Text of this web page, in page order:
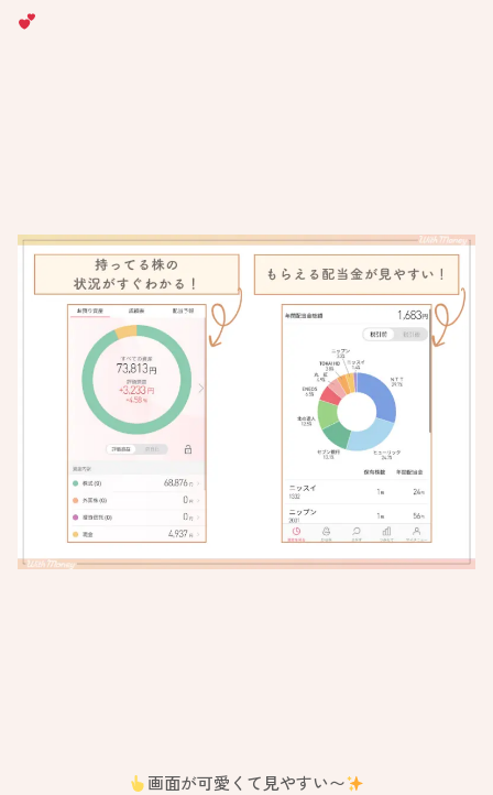
画面が可愛くて見やすい〜